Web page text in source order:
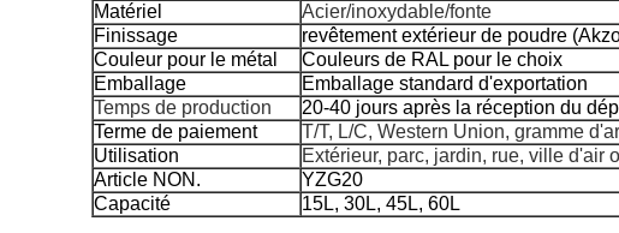
Matériel
Acier/inoxydable/fonte
Finissage
revêtement extérieur de poudre
Couleur pour le métal
Couleurs de RAL pour le choix
Emballage
Emballage standard d'exportation
Temps de production
20-40 jours après la réception du
Terme de paiement
T/T, L/C, Western Union, gramme
Utilisation
Extérieur, parc, jardin, rue, ville d'air
Article NON.
YZG20
Capacité
15L, 30L, 45L, 60L